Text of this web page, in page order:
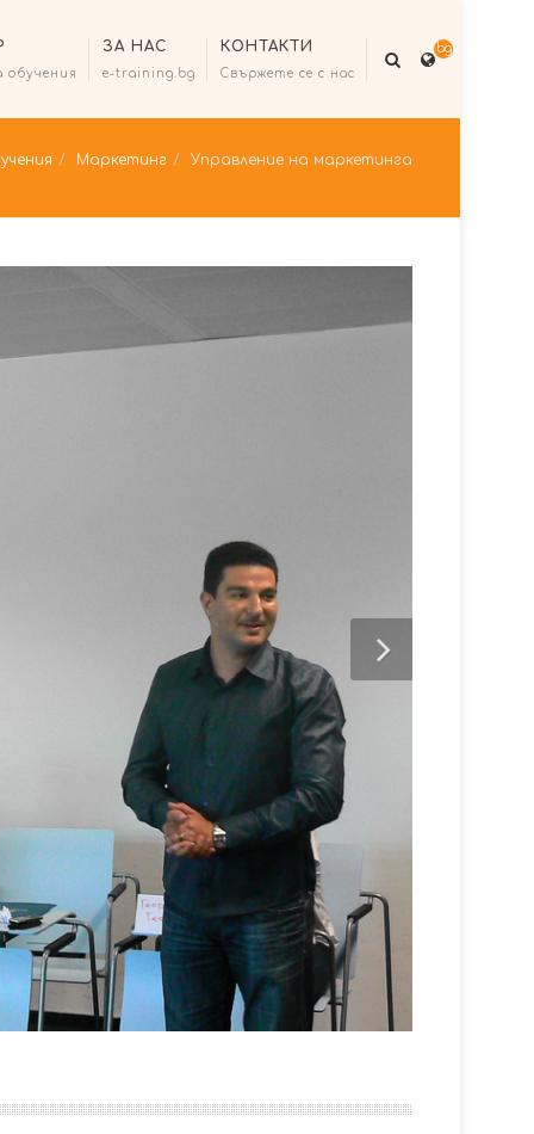
обучения
ЗА НАС
e-training.bg
КОНТАКТИ
Свържете се с нас
bg
Маркетинг Управление на маркетинга